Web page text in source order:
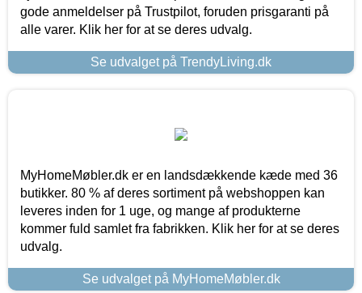
gode anmeldelser på Trustpilot, foruden prisgaranti på
alle varer. Klik her for at se deres udvalg.
Se udvalget på TrendyLiving.dk
MyHomeMøbler.dk er en landsdækkende kæde med 36
butikker. 80 % af deres sortiment på webshoppen kan
leveres inden for 1 uge, og mange af produkterne
kommer fuld samlet fra fabrikken. Klik her for at se deres
udvalg.
Se udvalget på MyHomeMøbler.dk